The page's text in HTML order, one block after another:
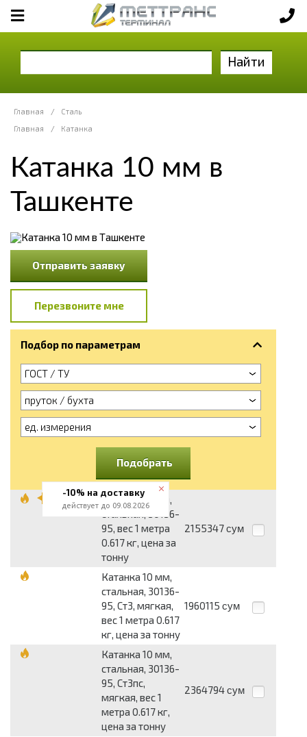
Найти
Главная /
Сталь
Главная
/ Катанка
Катанка 10 мм в
Ташкенте
Отправить заявку
Перезвоните мне
Подбор по параметрам
ГОСТ / ТУ
пруток / бухта
ед. измерения
Подобрать
Катанка 10 мм,
стальная, 30136-
95, вес 1 метра
0.617 кг, цена за
тонну
2155347 сум
Катанка 10 мм,
стальная, 30136-
95, Ст3, мягкая,
вес 1 метра 0.617
кг, цена за тонну
1960115 сум
Катанка 10 мм,
стальная, 30136-
95, Ст3пс,
мягкая, вес 1
метра 0.617 кг,
цена за тонну
2364794 сум
-10% на доставку
действует до 09.08.2026